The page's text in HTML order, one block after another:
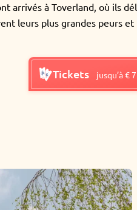
arrivés à Toverland, où ils
leurs plus grandes peurs
Tickets jusqu’à €